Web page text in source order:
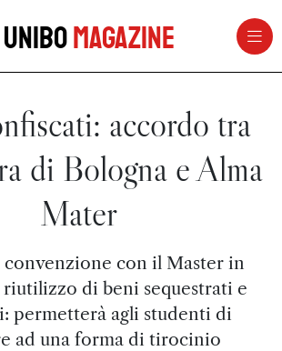
pagina
UniboMagazine
accordo tra
di Bologna e Alma
Mater
convenzione con il Master in
riutilizzo di beni sequestrati e
permetterà agli studenti di
ad una forma di tirocinio